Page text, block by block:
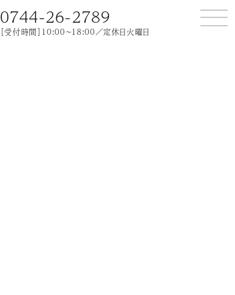
0744-26-2789
［受付時間］10:00～18:00／定休日火曜日